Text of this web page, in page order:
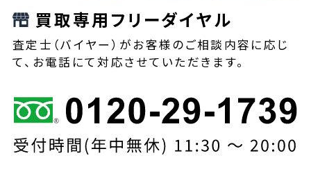
買取専用フリーダイヤル
査定士（バイヤー）がお客様のご相談内容に応じ
て、お電話にて対応させていただきます。